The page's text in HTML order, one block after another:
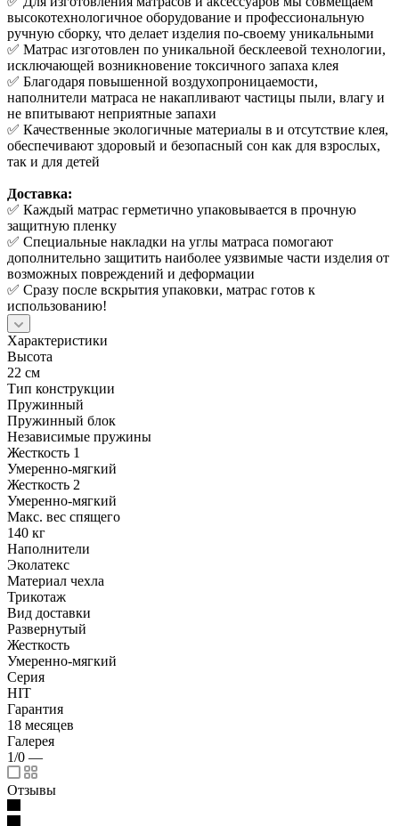
высокотехнологичное оборудование и профессиональную
ручную сборку, что делает изделия по-своему уникальными
✅ Матрас изготовлен по уникальной бесклеевой технологии,
исключающей возникновение токсичного запаха клея
✅ Благодаря повышенной воздухопроницаемости,
наполнители матраса не накапливают частицы пыли, влагу и
не впитывают неприятные запахи
✅ Качественные экологичные материалы в и отсутствие клея,
обеспечивают здоровый и безопасный сон как для взрослых,
так и для детей
Доставка:
✅ Каждый матрас герметично упаковывается в прочную
защитную пленку
✅ Специальные накладки на углы матраса помогают
дополнительно защитить наиболее уязвимые части изделия от
возможных повреждений и деформации
✅ Сразу после вскрытия упаковки, матрас готов к
использованию!
Характеристики
Высота
22 см
Тип конструкции
Пружинный
Пружинный блок
Независимые пружины
Жесткость 1
Умеренно-мягкий
Жесткость 2
Умеренно-мягкий
Макс. вес спящего
140 кг
Наполнители
Эколатекс
Материал чехла
Трикотаж
Вид доставки
Развернутый
Жесткость
Умеренно-мягкий
Серия
HIT
Гарантия
18 месяцев
Галерея
1/0 —
Отзывы